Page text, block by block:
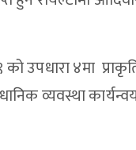
को उपधारा ४मा
व्यवस्था